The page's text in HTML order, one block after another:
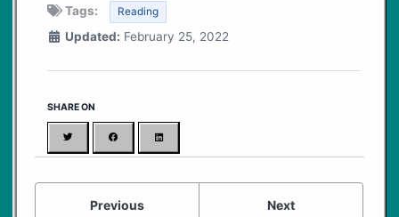
Tags: Reading
Updated: February 25, 2022
SHARE ON
Facebook
Previous Next